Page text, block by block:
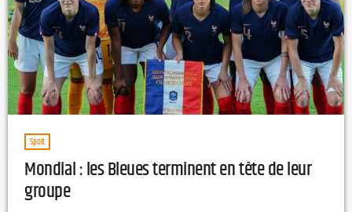
Sport
Mondial : les Bleues terminent en tête de leur
groupe